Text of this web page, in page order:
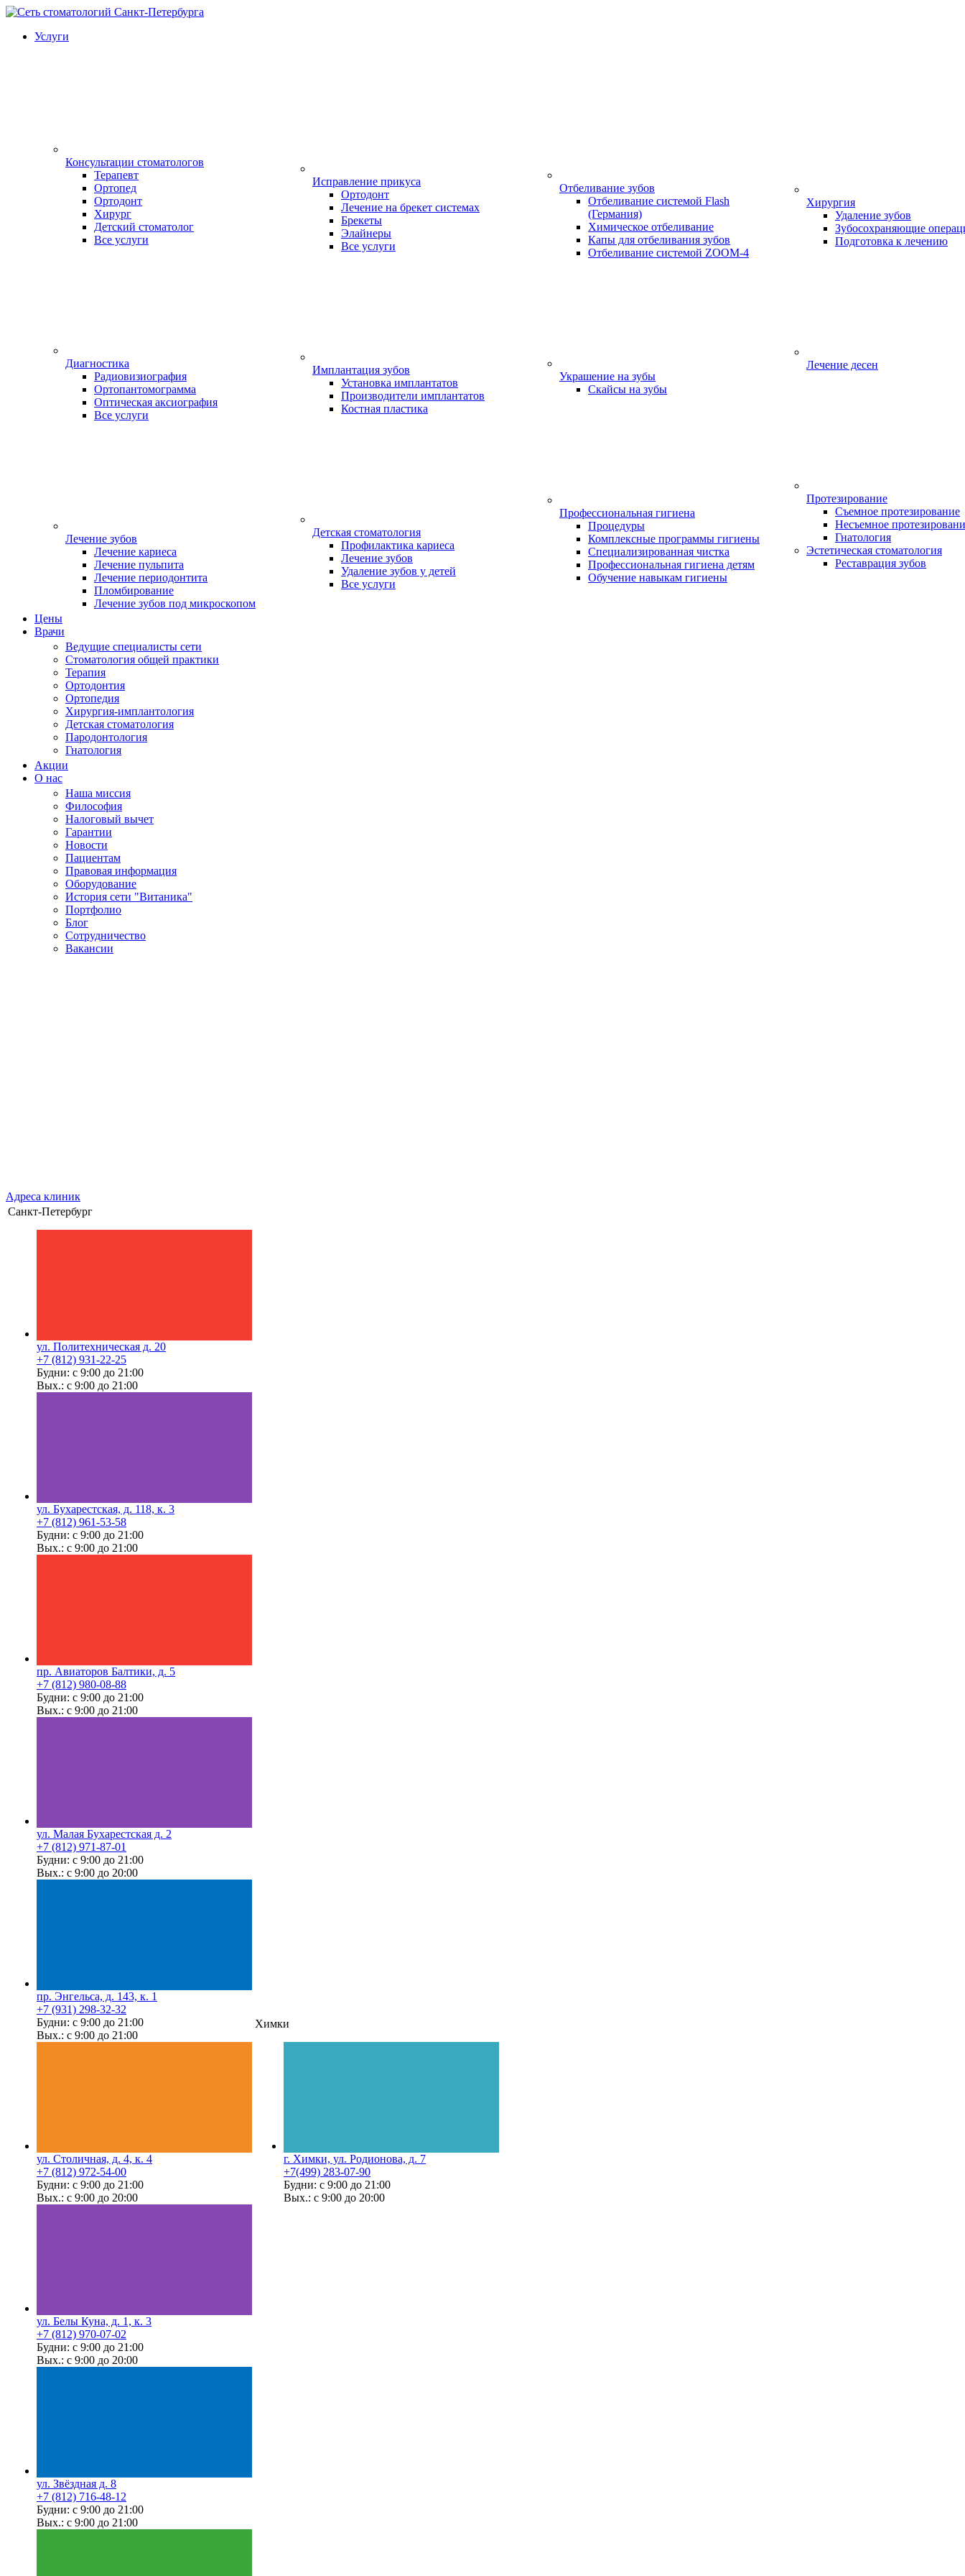
Услуги
Консультации стоматологов
Терапевт
Ортопед
Ортодонт
Хирург
Детский стоматолог
Все услуги
Диагностика
Радиовизиография
Ортопантомограмма
Оптическая аксиография
Все услуги
Лечение зубов
Лечение кариеса
Лечение пульпита
Лечение периодонтита
Пломбирование
Лечение зубов под микроскопом
Исправление прикуса
Ортодонт
Лечение на брекет системах
Брекеты
Элайнеры
Все услуги
Имплантация зубов
Установка имплантатов
Производители имплантатов
Костная пластика
Детская стоматология
Профилактика кариеса
Лечение зубов
Удаление зубов у детей
Все услуги
Отбеливание зубов
Отбеливание системой Flash
(Германия)
Химическое отбеливание
Капы для отбеливания зубов
Отбеливание системой ZOOM-4
Украшение на зубы
Скайсы на зубы
Профессиональная гигиена
Процедуры
Комплексные программы гигиены
Специализированная чистка
Профессиональная гигиена детям
Обучение навыкам гигиены
Хирургия
Удаление зубов
Зубосохраняющие
Подготовка к лечению
Лечение десен
Протезирование
Съемное протезирование
Несъемное
Гнатология
Эстетическая стоматология
Реставрация зубов
Цены
Врачи
Ведущие специалисты сети
Стоматология общей практики
Терапия
Ортодонтия
Ортопедия
Хирургия-имплантология
Детская стоматология
Пародонтология
Гнатология
Акции
О нас
Наша миссия
Философия
Налоговый вычет
Гарантии
Новости
Пациентам
Правовая информация
Оборудование
История сети "Витаника"
Портфолио
Блог
Сотрудничество
Вакансии
Адреса клиник
Санкт-Петербург
ул. Политехническая д. 20
+7 (812) 931-22-25
Будни: с 9:00 до 21:00
Вых.: с 9:00 до 21:00
ул. Бухарестская, д. 118, к. 3
+7 (812) 961-53-58
Будни: с 9:00 до 21:00
Вых.: с 9:00 до 21:00
пр. Авиаторов Балтики, д. 5
+7 (812) 980-08-88
Будни: с 9:00 до 21:00
Вых.: с 9:00 до 21:00
ул. Малая Бухарестская д. 2
+7 (812) 971-87-01
Будни: с 9:00 до 21:00
Вых.: с 9:00 до 20:00
пр. Энгельса, д. 143, к. 1
+7 (931) 298-32-32
Будни: с 9:00 до 21:00
Вых.: с 9:00 до 21:00
ул. Столичная, д. 4, к. 4
+7 (812) 972-54-00
Будни: с 9:00 до 21:00
Вых.: с 9:00 до 20:00
ул. Белы Куна, д. 1, к. 3
+7 (812) 970-07-02
Будни: с 9:00 до 21:00
Вых.: с 9:00 до 20:00
ул. Звёздная д. 8
+7 (812) 716-48-12
Будни: с 9:00 до 21:00
Вых.: с 9:00 до 21:00
Химки
г. Химки, ул. Родионова, д. 7
+7(499) 283-07-90
Будни: с 9:00 до 21:00
Вых.: с 9:00 до 20:00